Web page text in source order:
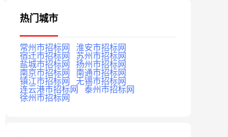
热门城市
常州市招标网
淮安市招标网
宿迁市招标网
苏州市招标网
盐城市招标网
扬州市招标网
南京市招标网
南通市招标网
镇江市招标网
无锡市招标网
连云港市招标网
泰州市招标网
徐州市招标网